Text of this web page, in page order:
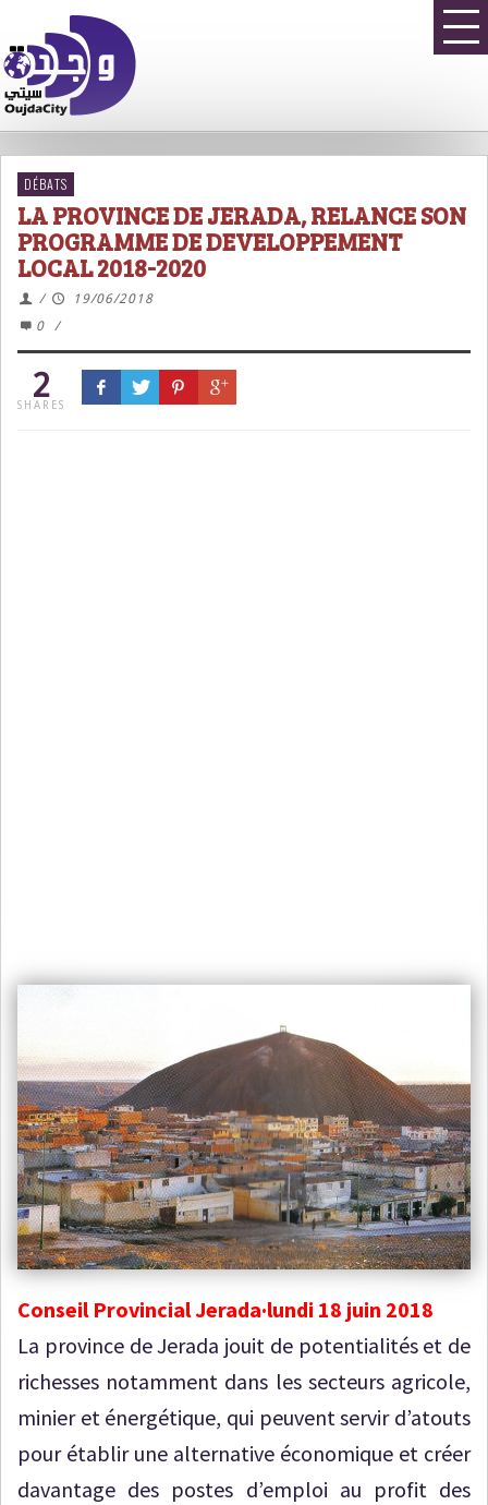
DÉBATS
LA PROVINCE DE JERADA, RELANCE SON
PROGRAMME DE DEVELOPPEMENT
LOCAL 2018-2020
/
19/06/2018
0
/
2
SHARES
Conseil Provincial Jerada·lundi 18 juin 2018
La province de Jerada jouit de potentialités et de
richesses notamment dans les secteurs agricole,
minier et énergétique, qui peuvent servir d’atouts
pour établir une alternative économique et créer
davantage des postes d’emploi au profit des